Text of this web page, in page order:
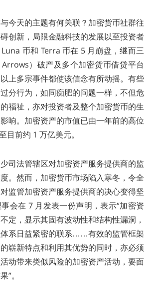
今天的主题有何关联？加密货币社群往
创新，局限金融科技的发展以至投资者
币和 Terra 币在 5 月崩盘，继而三
）破产及多个加密货币借贷平台
上多宗事件都使该信念有所动摇。有些
分行为，如同痴肥的问题一样，不但危
福祉，亦对投资者及整个加密货币的生
响。加密资产的市值已由一年前的高位
目前约 1 万亿美元。
司法管辖区对加密资产服务提供商的监
。然而，加密货币市场陷入寒冬，令全
监管加密资产服务提供商的决心变得坚
会在 7 月发表一份声明，表示“加密资
定，显示其固有波动性和结构性漏洞，
系日益紧密的联系……有效的监管框架
崭新特点和利用其优势的同时，亦必须
动带来类似风险的加密资产活动，要面
”。